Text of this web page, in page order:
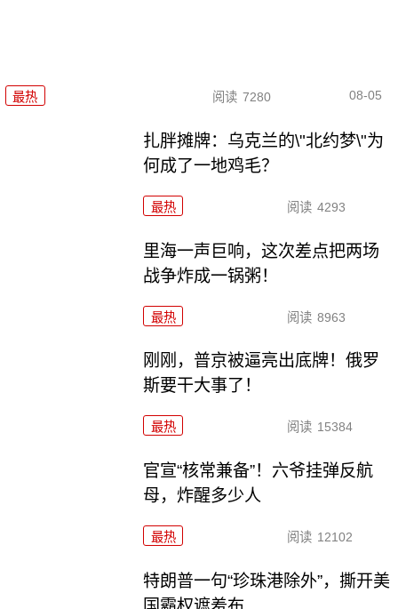
最热 阅读 7280 08-05
扎胖摊牌：乌克兰的\"北约梦\"为
何成了一地鸡毛？
最热 阅读 4293
里海一声巨响，这次差点把两场
战争炸成一锅粥！
最热 阅读 8963
刚刚，普京被逼亮出底牌！俄罗
斯要干大事了！
最热 阅读 15384
官宣“核常兼备”！六爷挂弹反航
母，炸醒多少人
最热 阅读 12102
特朗普一句“珍珠港除外”，撕开美